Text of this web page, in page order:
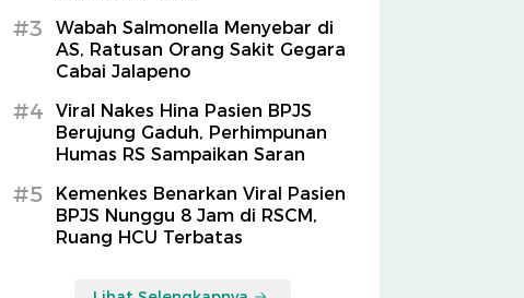
#3
Wabah Salmonella Menyebar di
AS, Ratusan Orang Sakit Gegara
Cabai Jalapeno
#4
Viral Nakes Hina Pasien BPJS
Berujung Gaduh, Perhimpunan
Humas RS Sampaikan Saran
#5
Kemenkes Benarkan Viral Pasien
BPJS Nunggu 8 Jam di RSCM,
Ruang HCU Terbatas